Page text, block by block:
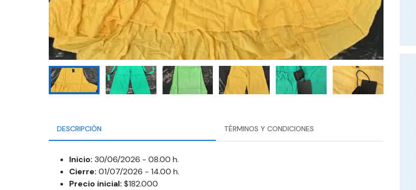
DESCRIPCIÓN TÉRMINOS Y CONDICIONES
Inicio: 30/06/2026 - 08.00 h.
Cierre: 01/07/2026 - 14.00 h.
Precio inicial: $182.000